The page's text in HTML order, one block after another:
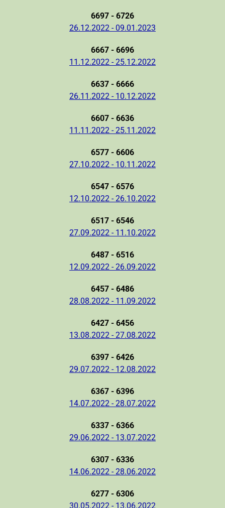
6697 - 6726
26.12.2022 - 09.01.2023
6667 - 6696
11.12.2022 - 25.12.2022
6637 - 6666
26.11.2022 - 10.12.2022
6607 - 6636
11.11.2022 - 25.11.2022
6577 - 6606
27.10.2022 - 10.11.2022
6547 - 6576
12.10.2022 - 26.10.2022
6517 - 6546
27.09.2022 - 11.10.2022
6487 - 6516
12.09.2022 - 26.09.2022
6457 - 6486
28.08.2022 - 11.09.2022
6427 - 6456
13.08.2022 - 27.08.2022
6397 - 6426
29.07.2022 - 12.08.2022
6367 - 6396
14.07.2022 - 28.07.2022
6337 - 6366
29.06.2022 - 13.07.2022
6307 - 6336
14.06.2022 - 28.06.2022
6277 - 6306
30.05.2022 - 13.06.2022